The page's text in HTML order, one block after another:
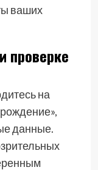
ваших
проверке
на
данные.